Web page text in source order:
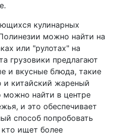
кулинарных
можно найти на
или "рулотах" на
грузовики предлагают
и вкусные блюда, такие
и китайский жареный
найти в центре
и это обеспечивает
способ попробовать
ищет более